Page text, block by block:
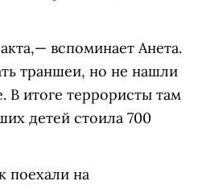
вспоминает Анета.
траншеи, но не нашли
В итоге террористы там
детей стоила 700
поехали на